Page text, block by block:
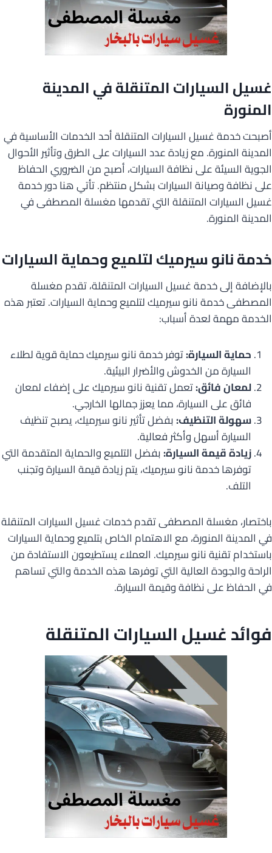
غسيل السيارات المتنقلة في المدينة
المنورة
أصبحت خدمة غسيل السيارات المتنقلة أحد الخدمات الأساسية في
المدينة المنورة. مع زيادة عدد السيارات على الطرق وتأثير الأحوال
الجوية السيئة على نظافة السيارات، أصبح من الضروري الحفاظ
على نظافة وصيانة السيارات بشكل منتظم. تأتي هنا دور خدمة
غسيل السيارات المتنقلة التي تقدمها مغسلة المصطفى في
المدينة المنورة.
خدمة نانو سيرميك لتلميع وحماية السيارات
بالإضافة إلى خدمة غسيل السيارات المتنقلة، تقدم مغسلة
المصطفى خدمة نانو سيرميك لتلميع وحماية السيارات. تعتبر هذه
الخدمة مهمة لعدة أسباب:
حماية السيارة:توفر خدمة نانو سيرميك حماية قوية لطلاء
السيارة من الخدوش والأضرار البيئية.
لمعان فائق:تعمل تقنية نانو سيرميك على إضفاء لمعان
فائق على السيارة، مما يعزز جمالها الخارجي.
سهولة التنظيف:بفضل تأثير نانو سيرميك، يصبح تنظيف
السيارة أسهل وأكثر فعالية.
زيادة قيمة السيارة:بفضل التلميع والحماية المتقدمة التي
توفرها خدمة نانو سيرميك، يتم زيادة قيمة السيارة وتجنب
التلف.
باختصار، مغسلة المصطفى تقدم خدمات غسيل السيارات المتنقلة
في المدينة المنورة، مع الاهتمام الخاص بتلميع وحماية السيارات
باستخدام تقنية نانو سيرميك. العملاء يستطيعون الاستفادة من
الراحة والجودة العالية التي توفرها هذه الخدمة والتي تساهم
في الحفاظ على نظافة وقيمة السيارة.
فوائد غسيل السيارات المتنقلة